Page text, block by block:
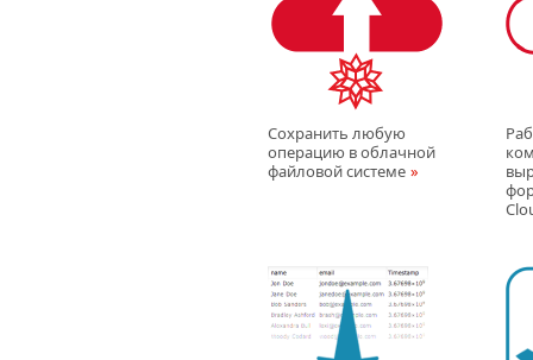
Сохранить любую
операцию в облачной
файловой системe